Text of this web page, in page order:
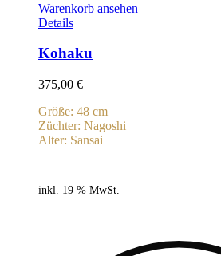
Warenkorb ansehen
Details
Kohaku
375,00 €
Größe: 48 cm
Züchter: Nagoshi
Alter: Sansai
inkl. 19 % MwSt.